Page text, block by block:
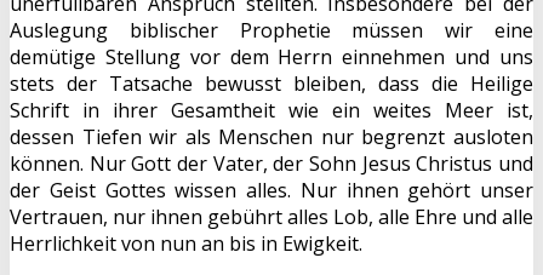
Auslegung biblischer Prophetie müssen wir eine
demütige Stellung vor dem Herrn einnehmen und uns
stets der Tatsache bewusst bleiben, dass die Heilige
Schrift in ihrer Gesamtheit wie ein weites Meer ist,
dessen Tiefen wir als Menschen nur begrenzt ausloten
können. Nur Gott der Vater, der Sohn Jesus Christus und
der Geist Gottes wissen alles. Nur ihnen gehört unser
Vertrauen, nur ihnen gebührt alles Lob, alle Ehre und alle
Herrlichkeit von nun an bis in Ewigkeit.